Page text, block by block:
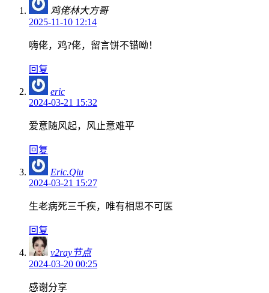
鸡佬林大方哥
2025-11-10 12:14
嗨佬，鸡?佬，留言饼不错呦！
回复
eric
2024-03-21 15:32
爱意随风起，风止意难平
回复
Eric.Qiu
2024-03-21 15:27
生老病死三千疾，唯有相思不可医
回复
v2ray节点
2024-03-20 00:25
感谢分享